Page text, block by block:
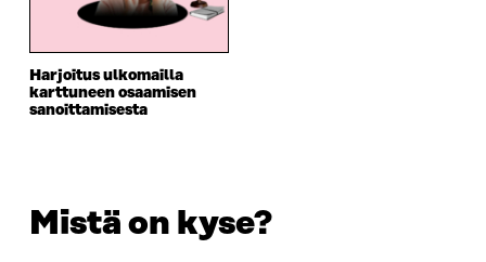
Harjoitus ulkomailla
karttuneen osaamisen
sanoittamisesta
Mistä on kyse?